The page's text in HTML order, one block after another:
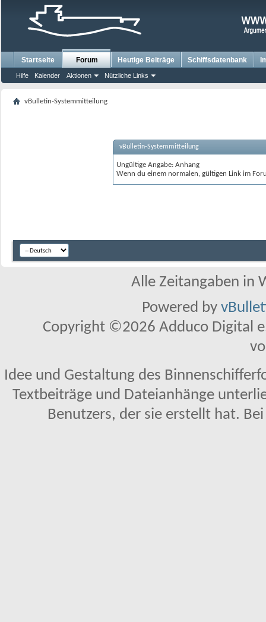
Startseite Forum
Hilfe Kalender Aktionen Nützliche Links
Heutige Beiträge Schiffsdatenbank
vBulletin-Systemmitteilung
vBulletin-Systemmitteilung
Ungültige Angabe: Anhang
Wenn du einem normalen, gültigen Link im
Alle Zeitangaben in
Powered by
Copyright ©2026 Adduco Digital
Idee und Gestaltung des
Textbeiträge und Dateianhänge
Benutzers, der sie erstellt hat.